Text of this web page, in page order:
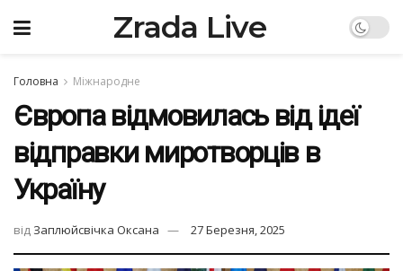
Zrada Live
Головна Міжнародне
Європа відмовилась від ідеї
відправки миротворців в
Україну
від Заплюйсвічка Оксана 27 Березня, 2025